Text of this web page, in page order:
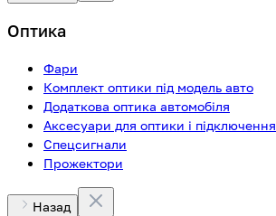
Оптика
Фари
Комплект оптики під модель авто
Додаткова оптика автомобіля
Аксесуари для оптики і підключення
Спецсигнали
Прожектори
Назад